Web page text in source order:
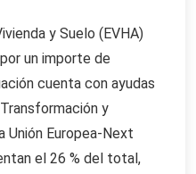
y Suelo (EVHA)
un importe de
cuenta con ayudas
y
Unión Europea-Next
el 26 % del total,